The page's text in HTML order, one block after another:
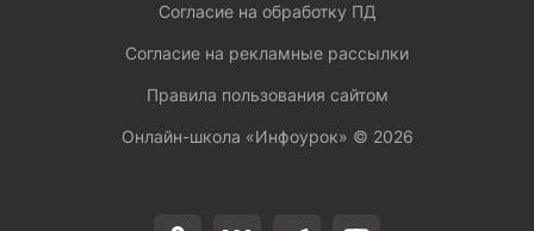
Согласие на обработку ПД
Согласие на рекламные рассылки
Правила пользования сайтом
Онлайн-школа «Инфоурок» © 2026